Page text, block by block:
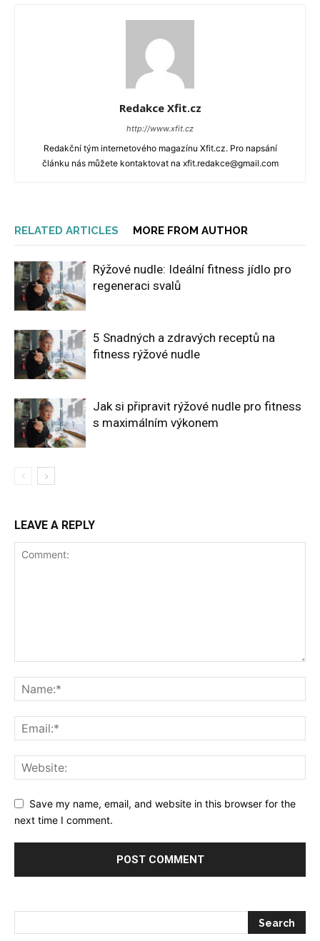
Redakce Xfit.cz
http://www.xfit.cz
Redakční tým internetového magazínu Xfit.cz. Pro napsání
článku nás můžete kontaktovat na xfit.redakce@gmail.com
RELATED ARTICLES MORE FROM AUTHOR
Rýžové nudle: Ideální fitness jídlo pro
regeneraci svalů
5 Snadných a zdravých receptů na
fitness rýžové nudle
Jak si připravit rýžové nudle pro fitness
s maximálním výkonem
LEAVE A REPLY
Save my name, email, and website in this browser for the
next time I comment.